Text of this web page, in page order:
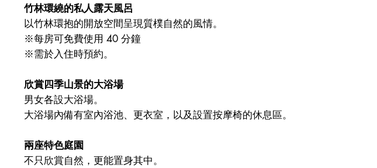
竹林環繞的私人露天風呂
以竹林環抱的開放空間呈現質樸自然的風情。
※每房可免費使用 40 分鐘
※需於入住時預約。
欣賞四季山景的大浴場
男女各設大浴場。
大浴場內備有室內浴池、更衣室，以及設置按摩椅的休息區。
兩座特色庭園
不只欣賞自然，更能置身其中。